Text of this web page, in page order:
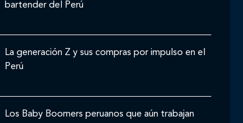
bartender del Perú
La generación Z y sus compras por impulso en el
Perú
Los Baby Boomers peruanos que aún trabajan